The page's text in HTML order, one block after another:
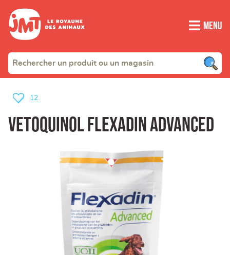
Menu
VETOQUINOL Flexadin advanced
12